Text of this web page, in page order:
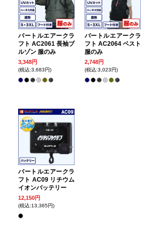
バートルエアークラ
フト AC2061 長袖ブ
ルゾン 服のみ
3,348円
(税込:3,683円)
バートルエアークラ
フト AC2064 ベスト
服のみ
2,748円
(税込:3,023円)
バートルエアークラ
フト AC09 リチウム
イオンバッテリー
12,150円
(税込:13,365円)